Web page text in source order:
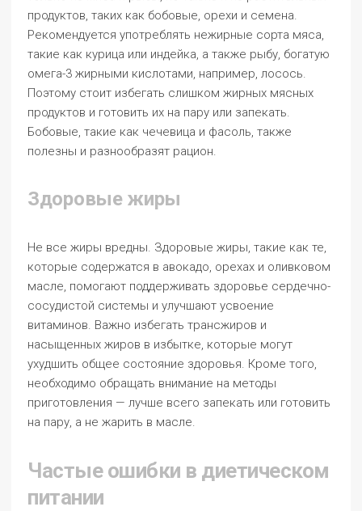
продуктов, таких как бобовые, орехи и семена.
Рекомендуется употреблять нежирные сорта мяса,
такие как курица или индейка, а также рыбу, богатую
омега-3 жирными кислотами, например, лосось.
Поэтому стоит избегать слишком жирных мясных
продуктов и готовить их на пару или запекать.
Бобовые, такие как чечевица и фасоль, также
полезны и разнообразят рацион.
Здоровые жиры
Не все жиры вредны. Здоровые жиры, такие как те,
которые содержатся в авокадо, орехах и оливковом
масле, помогают поддерживать здоровье сердечно-
сосудистой системы и улучшают усвоение
витаминов. Важно избегать трансжиров и
насыщенных жиров в избытке, которые могут
ухудшить общее состояние здоровья. Кроме того,
необходимо обращать внимание на методы
приготовления — лучше всего запекать или готовить
на пару, а не жарить в масле.
Частые ошибки в диетическом
питании